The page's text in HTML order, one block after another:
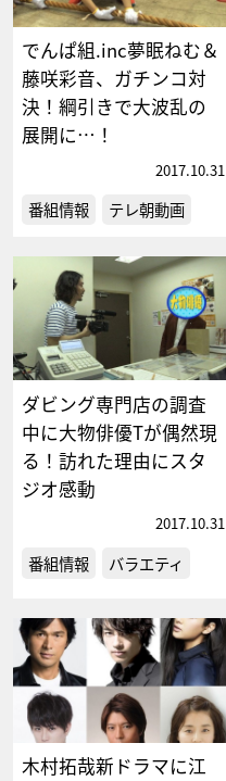
でんぱ組.inc夢眠ねむ＆
藤咲彩音、ガチンコ対
決！綱引きで大波乱の
展開に…！
2017.10.31
番組情報 テレ朝動画
ダビング専門店の調査
中に大物俳優Tが偶然現
る！訪れた理由にスタ
ジオ感動
2017.10.31
番組情報 バラエティ
木村拓哉新ドラマに江